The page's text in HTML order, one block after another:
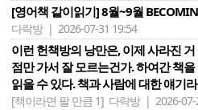
[영어책 같이읽기] 8월~9월
다락방 | 2026-07-31 19:54
이런 헌책방의 낭만은, 이제 사라진
점만 가서 잘 모르는건가. 하여간 책
읽을 수 있다. 책과 사람에 대한 얘기
[책이라면 팔 만큼 1] 다락방 | 2026-07-